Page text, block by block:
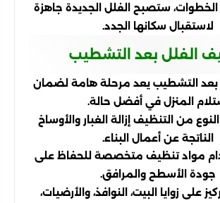
الخطوات، ستصبح الفلل الجديدة جاهزة
لاستقبال سكانها الجدد.
الفلل بعد التشطيب
بعد التشطيب يعد مرحلة هامة لضمان
المنزل في أفضل حالة.
من التنظيف إزالة الغبار والأوساخ
الناتجة عن أعمال البناء.
مواد تنظيف متخصصة للحفاظ على
جودة الأسطح والمرافق.
على زوايا البيت، النوافذ، والأرضيات،